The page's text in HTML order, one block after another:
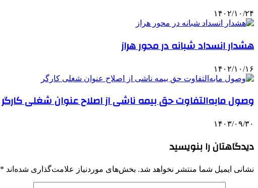
۱۴۰۲/۱۰/۲۴
هشدار انسداد شبانه در محور هراز
۱۴۰۲/۱۰/۱۶
وصول مابه‌التفاوت حق بیمه ناشی از اصلاح عنوان شغلی کارگر
۱۴۰۳/۰۹/۳۰
دیدگاهتان را بنویسید
نشانی ایمیل شما منتشر نخواهد شد. بخش‌های موردنیاز علامت‌گذاری شده‌اند *